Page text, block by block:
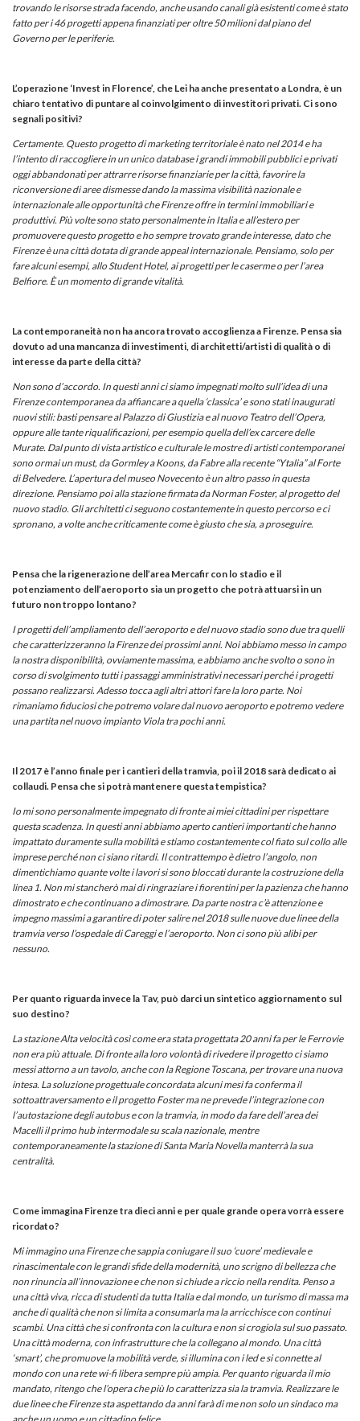
trovando le risorse strada facendo, anche usando canali già esistenti come è stato
fatto per i 46 progetti appena finanziati per oltre 50 milioni dal piano del
Governo per le periferie.
L’operazione ‘Invest in Florence’, che Lei ha anche presentato a Londra, è un
chiaro tentativo di puntare al coinvolgimento di investitori privati. Ci sono
segnali positivi?
Certamente. Questo progetto di marketing territoriale è nato nel 2014 e ha
l’intento di raccogliere in un unico database i grandi immobili pubblici e privati
oggi abbandonati per attrarre risorse finanziarie per la città, favorire la
riconversione di aree dismesse dando la massima visibilità nazionale e
internazionale alle opportunità che Firenze offre in termini immobiliari e
produttivi. Più volte sono stato personalmente in Italia e all’estero per
promuovere questo progetto e ho sempre trovato grande interesse, dato che
Firenze è una città dotata di grande appeal internazionale. Pensiamo, solo per
fare alcuni esempi, allo Student Hotel, ai progetti per le caserme o per l’area
Belfiore. È un momento di grande vitalità.
La contemporaneità non ha ancora trovato accoglienza a Firenze. Pensa sia
dovuto ad una mancanza di investimenti, di architetti/artisti di qualità o di
interesse da parte della città?
Non sono d’accordo. In questi anni ci siamo impegnati molto sull’idea di una
Firenze contemporanea da affiancare a quella ‘classica’ e sono stati inaugurati
nuovi stili: basti pensare al Palazzo di Giustizia e al nuovo Teatro dell’Opera,
oppure alle tante riqualificazioni, per esempio quella dell’ex carcere delle
Murate. Dal punto di vista artistico e culturale le mostre di artisti contemporanei
sono ormai un must, da Gormley a Koons, da Fabre alla recente “Ytalia” al Forte
di Belvedere. L’apertura del museo Novecento è un altro passo in questa
direzione. Pensiamo poi alla stazione firmata da Norman Foster, al progetto del
nuovo stadio. Gli architetti ci seguono costantemente in questo percorso e ci
spronano, a volte anche criticamente come è giusto che sia, a proseguire.
Pensa che la rigenerazione dell’area Mercafir con lo stadio e il
potenziamento dell’aeroporto sia un progetto che potrà attuarsi in un
futuro non troppo lontano?
I progetti dell’ampliamento dell’aeroporto e del nuovo stadio sono due tra quelli
che caratterizzeranno la Firenze dei prossimi anni. Noi abbiamo messo in campo
la nostra disponibilità, ovviamente massima, e abbiamo anche svolto o sono in
corso di svolgimento tutti i passaggi amministrativi necessari perché i progetti
possano realizzarsi. Adesso tocca agli altri attori fare la loro parte. Noi
rimaniamo fiduciosi che potremo volare dal nuovo aeroporto e potremo vedere
una partita nel nuovo impianto Viola tra pochi anni.
Il 2017 è l’anno finale per i cantieri della tramvia, poi il 2018 sarà dedicato ai
collaudi. Pensa che si potrà mantenere questa tempistica?
Io mi sono personalmente impegnato di fronte ai miei cittadini per rispettare
questa scadenza. In questi anni abbiamo aperto cantieri importanti che hanno
impattato duramente sulla mobilità e stiamo costantemente col fiato sul collo alle
imprese perché non ci siano ritardi. Il contrattempo è dietro l’angolo, non
dimentichiamo quante volte i lavori si sono bloccati durante la costruzione della
linea 1. Non mi stancherò mai di ringraziare i fiorentini per la pazienza che hanno
dimostrato e che continuano a dimostrare. Da parte nostra c’è attenzione e
impegno massimi a garantire di poter salire nel 2018 sulle nuove due linee della
tramvia verso l’ospedale di Careggi e l’aeroporto. Non ci sono più alibi per
nessuno.
Per quanto riguarda invece la Tav, può darci un sintetico aggiornamento sul
suo destino?
La stazione Alta velocità così come era stata progettata 20 anni fa per le Ferrovie
non era più attuale. Di fronte alla loro volontà di rivedere il progetto ci siamo
messi attorno a un tavolo, anche con la Regione Toscana, per trovare una nuova
intesa. La soluzione progettuale concordata alcuni mesi fa conferma il
sottoattraversamento e il progetto Foster ma ne prevede l’integrazione con
l’autostazione degli autobus e con la tramvia, in modo da fare dell’area dei
Macelli il primo hub intermodale su scala nazionale, mentre
contemporaneamente la stazione di Santa Maria Novella manterrà la sua
centralità.
Come immagina Firenze tra dieci anni e per quale grande opera vorrà essere
ricordato?
Mi immagino una Firenze che sappia coniugare il suo ‘cuore’ medievale e
rinascimentale con le grandi sfide della modernità, uno scrigno di bellezza che
non rinuncia all’innovazione e che non si chiude a riccio nella rendita. Penso a
una città viva, ricca di studenti da tutta Italia e dal mondo, un turismo di massa ma
anche di qualità che non si limita a consumarla ma la arricchisce con continui
scambi. Una città che si confronta con la cultura e non si crogiola sul suo passato.
Una città moderna, con infrastrutture che la collegano al mondo. Una città
‘smart’, che promuove la mobilità verde, si illumina con i led e si connette al
mondo con una rete wi-fi libera sempre più ampia. Per quanto riguarda il mio
mandato, ritengo che l’opera che più lo caratterizza sia la tramvia. Realizzare le
due linee che Firenze sta aspettando da anni farà di me non solo un sindaco ma